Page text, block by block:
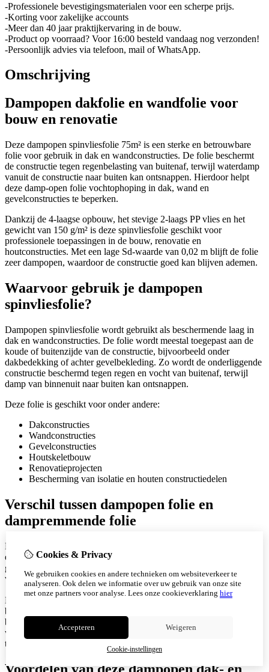
-Professionele bevestigingsmaterialen voor een scherpe prijs.
-Korting voor zakelijke accounts
-Meer dan 40 jaar praktijkervaring in de bouw.
-Product op voorraad? Voor 16:00 besteld vandaag nog verzonden!
-Persoonlijk advies via telefoon, mail of WhatsApp.
Omschrijving
Dampopen dakfolie en wandfolie voor
bouw en renovatie
Deze dampopen spinvliesfolie 75m² is een sterke en betrouwbare
folie voor gebruik in dak en wandconstructies. De folie beschermt
de constructie tegen regenbelasting van buitenaf, terwijl waterdamp
vanuit de constructie naar buiten kan ontsnappen. Hierdoor helpt
deze damp-open folie vochtophoping in dak, wand en
gevelconstructies te beperken.
Dankzij de 4-laagse opbouw, het stevige 2-laags PP vlies en het
gewicht van 150 g/m² is deze spinvliesfolie geschikt voor
professionele toepassingen in de bouw, renovatie en
houtconstructies. Met een lage Sd-waarde van 0,02 m blijft de folie
zeer dampopen, waardoor de constructie goed kan blijven ademen.
Waarvoor gebruik je dampopen
spinvliesfolie?
Dampopen spinvliesfolie wordt gebruikt als beschermende laag in
dak en wandconstructies. De folie wordt meestal toegepast aan de
koude of buitenzijde van de constructie, bijvoorbeeld onder
dakbedekking of achter gevelbekleding. Zo wordt de onderliggende
constructie beschermd tegen regen en vocht van buitenaf, terwijl
damp van binnenuit naar buiten kan ontsnappen.
Deze folie is geschikt voor onder andere:
Dakconstructies
Wandconstructies
Gevelconstructies
Houtskeletbouw
Renovatieprojecten
Bescherming van isolatie en houten constructiedelen
Verschil tussen dampopen folie en
dampremmende folie
Een dampopen folie laat waterdamp uit de constructie ontsnappen
en wordt vaak aan de buitenzijde van een dak of wandopbouw
geplaatst. Dit helpt om vochtophoping in de constructie te
voorkomen.
Een dampremmende folie
wordt juist meestal aan de warme
binnenzijde toegepast. Deze folie remt vochttransport vanuit de
binnenruimte richting de isolatie. Voor een goed werkende dak of
wandconstructie is het belangrijk om de juiste folie op de juiste plek
te gebruiken.
Voordelen van deze dampopen dak- en
Cookies & Privacy
We gebruiken cookies en andere technieken om websiteverkeer te
analyseren. Ook delen we informatie over uw gebruik van onze site
met onze partners voor analyse. Lees onze cookieverklaring hier
Accepteren Weigeren
Cookie-instellingen